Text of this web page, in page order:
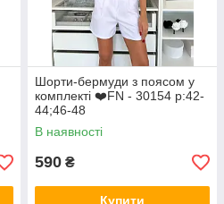
Шорти-бермуди з поясом у
комплекті ❤️FN - 30154 р:42-
44;46-48
В наявності
590 ₴
Купити